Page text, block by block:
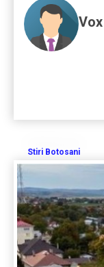
Stiri Botosani